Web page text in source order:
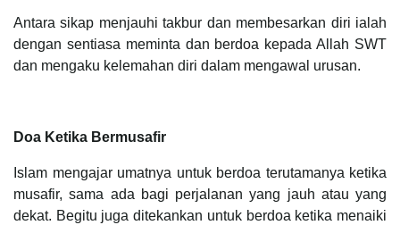
Antara sikap menjauhi takbur dan membesarkan diri ialah
dengan sentiasa meminta dan berdoa kepada Allah SWT
dan mengaku kelemahan diri dalam mengawal urusan.
Doa Ketika Bermusafir
Islam mengajar umatnya untuk berdoa terutamanya ketika
musafir, sama ada bagi perjalanan yang jauh atau yang
dekat. Begitu juga ditekankan untuk berdoa ketika menaiki